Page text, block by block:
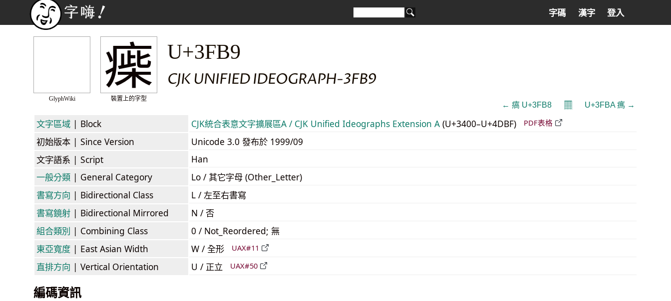
字碼 漢字 登入
GlyphWiki
㾹
裝置上的字型
U+3FB9
CJK UNIFIED IDEOGRAPH-3FB9
← 㾸 U+3FB8 𝄜 U+3FBA 㾺 →
文字區域 | Block CJK統合表意文字擴展區A / CJK Unified Ideographs Extension A (U+3400–U+4DBF) PDF表格
初始版本 | Since Version
Unicode 3.0 發布於 1999/09
文字語系 | Script
Han
一般分類 | General Category
Lo / 其它字母 (Other_Letter)
書寫方向 | Bidirectional Class
L / 左至右書寫
書寫鏡射 | Bidirectional Mirrored
N / 否
組合類別 | Combining Class
0 / Not_Reordered; 無
東亞寬度 | East Asian Width W / 全形 UAX#11
直排方向 | Vertical Orientation U / 正立 UAX#50
編碼資訊